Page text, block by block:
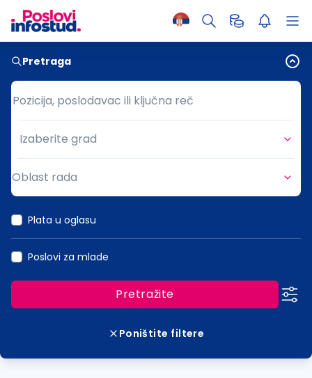
Pretraga
Pozicija, poslodavac ili ključna reč
Pozicija, poslodavac ili ključna reč
Grad
Izaberite grad
Oblast rada
Plata u oglasu
Poslovi za mlade
Pretražite
Poništite filtere